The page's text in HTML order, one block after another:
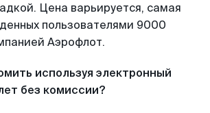
Цена варьируется, самая
пользователями 9000
Аэрофлот.
используя электронный
без комиссии?